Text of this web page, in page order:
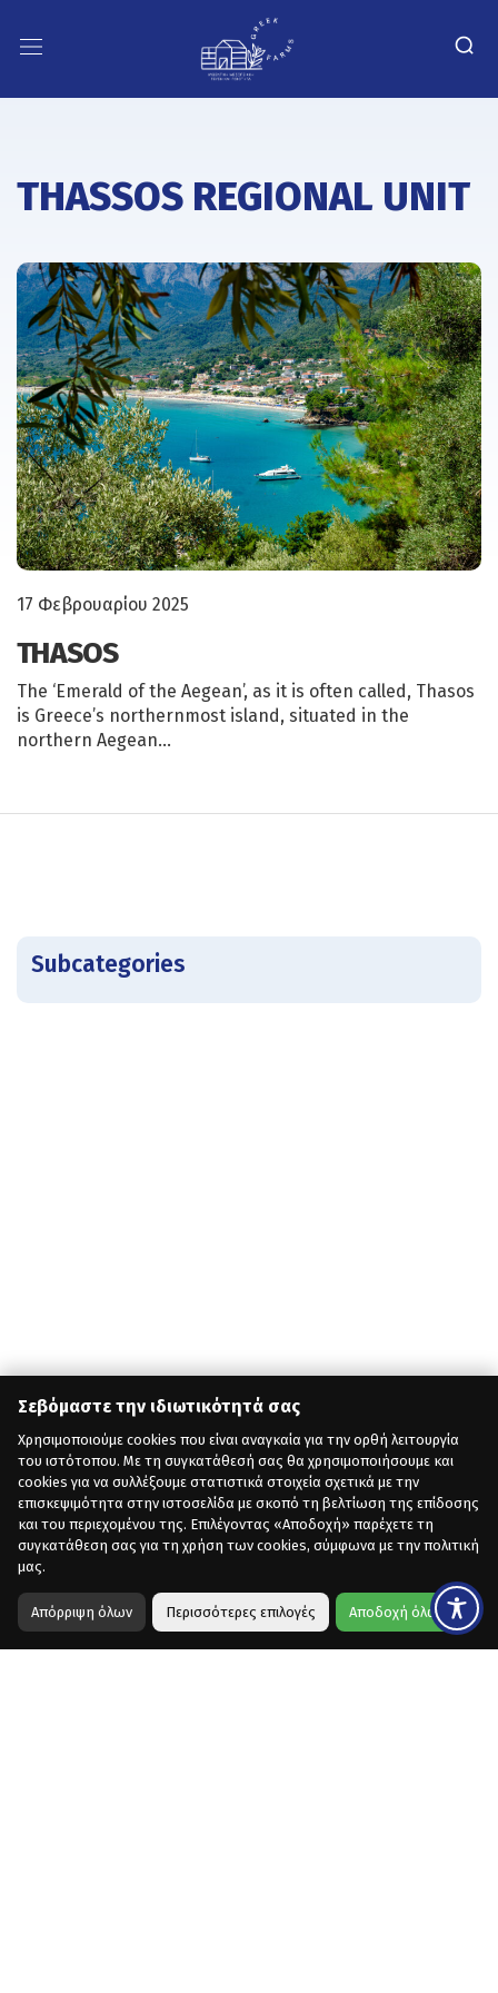
Σεβόμαστε την ιδιωτικότητά σας
Χρησιμοποιούμε cookies που είναι αναγκαία για την ορθή λειτουργία
του ιστότοπου. Με τη συγκατάθεσή σας θα χρησιμοποιήσουμε και
cookies για να συλλέξουμε στατιστικά στοιχεία σχετικά με την
επισκεψιμότητα στην ιστοσελίδα με σκοπό τη βελτίωση της επίδοσης
και του περιεχομένου της. Επιλέγοντας «Αποδοχή» παρέχετε τη
συγκατάθεση σας για τη χρήση των cookies, σύμφωνα με την πολιτική
μας.
Απόρριψη όλων Περισσότερες επιλογές Αποδοχή όλων
THASSOS REGIONAL UNIT
17 Φεβρουαρίου 2025
THASOS
The ‘Emerald of the Aegean’, as it is often called, Thasos
is Greece’s northernmost island, situated in the
northern Aegean…
Subcategories